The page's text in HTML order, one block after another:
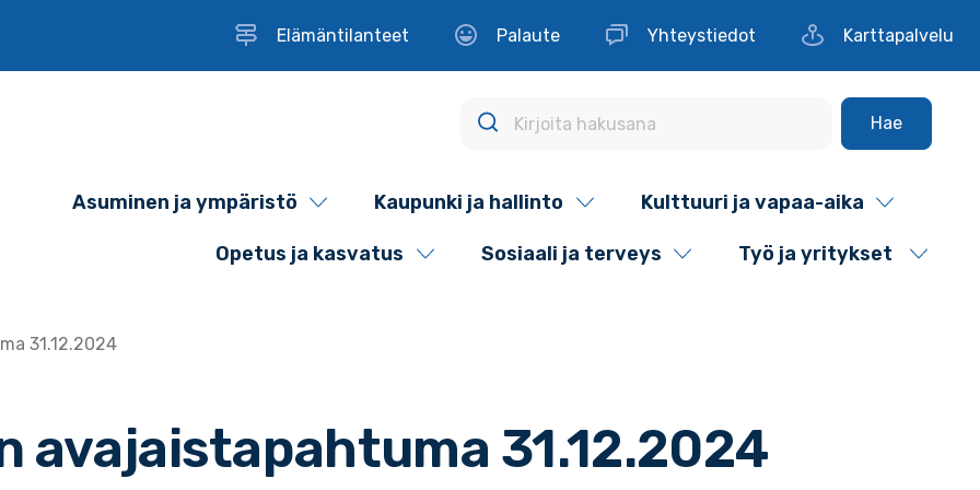
Elämäntilanteet Palaute Yhteystiedot Karttapalvelu
Hae
Asuminen ja ympäristö Kaupunki ja hallinto Kulttuuri ja vapaa-aika
Opetus ja kasvatus Sosiaali ja terveys Työ ja yritykset
31.12.2024
avajaistapahtuma 31.12.2024